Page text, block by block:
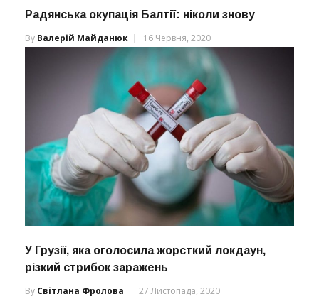
Радянська окупація Балтії: ніколи знову
By Валерій Майданюк 16 Червня, 2020
У Грузії, яка оголосила жорсткий локдаун,
різкий стрибок заражень
By Світлана Фролова 27 Листопада, 2020